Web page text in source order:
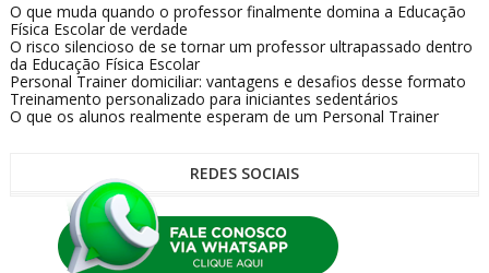
O que muda quando o professor finalmente domina a Educação
Física Escolar de verdade
O risco silencioso de se tornar um professor ultrapassado dentro
da Educação Física Escolar
Personal Trainer domiciliar: vantagens e desafios desse formato
Treinamento personalizado para iniciantes sedentários
O que os alunos realmente esperam de um Personal Trainer
REDES SOCIAIS